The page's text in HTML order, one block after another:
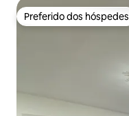
Preferido dos hóspedes
Preferido dos hóspedes